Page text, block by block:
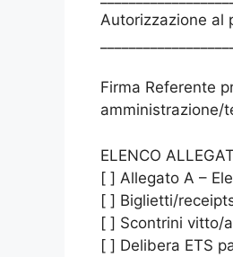
Autorizzazione al
Firma Referente
amministrazione/
ELENCO
[ ] Allegato A –
[ ] Biglietti/
[ ] Scontrini vitto/
[ ] Delibera ETS